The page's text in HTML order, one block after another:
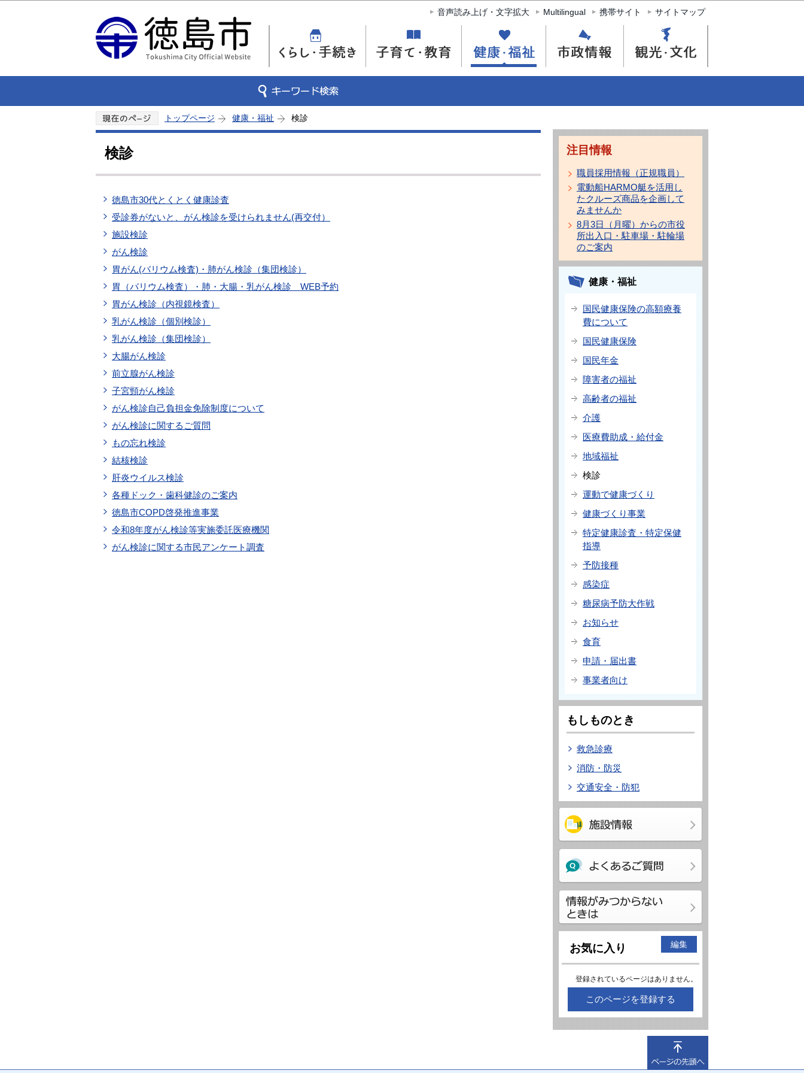
このページの本文へ移動
音声読み上げ・文字拡大 Multilingual 携帯サイト サイトマップ
トップページ 健康・福祉 検診
検診
徳島市30代とくとく健康診査
受診券がないと、がん検診を受けられません(再交付）
施設検診
がん検診
胃がん(バリウム検査)・肺がん検診（集団検診）
胃（バリウム検査）・肺・大腸・乳がん検診 WEB予約
胃がん検診（内視鏡検査）
乳がん検診（個別検診）
乳がん検診（集団検診）
大腸がん検診
前立腺がん検診
子宮頸がん検診
がん検診自己負担金免除制度について
がん検診に関するご質問
もの忘れ検診
結核検診
肝炎ウイルス検診
各種ドック・歯科健診のご案内
徳島市COPD啓発推進事業
令和8年度がん検診等実施委託医療機関
がん検診に関する市民アンケート調査
注目情報
職員採用情報（正規職員）
電動船HARMO艇を活用し
たクルーズ商品を企画して
みませんか
8月3日（月曜）からの市役
所出入口・駐車場・駐輪場
のご案内
健康・福祉
国民健康保険の高額療養
費について
国民健康保険
国民年金
障害者の福祉
高齢者の福祉
介護
医療費助成・給付金
地域福祉
検診
運動で健康づくり
健康づくり事業
特定健康診査・特定保健
指導
予防接種
感染症
糖尿病予防大作戦
お知らせ
食育
申請・届出書
事業者向け
もしものとき
救急診療
消防・防災
交通安全・防犯
お気に入り 編集
登録されているページはありません。
このページを登録する